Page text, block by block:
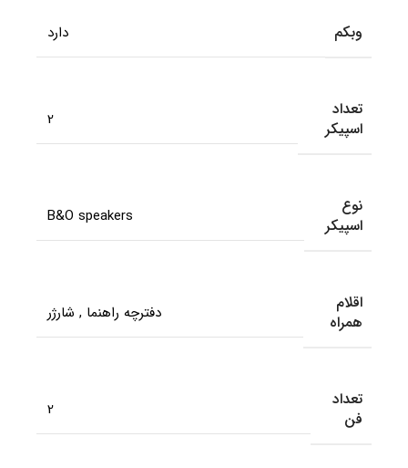
وبکم دارد
تعداد
اسپیکر
2
نوع
اسپیکر
B&O speakers
اقلام
همراه
دفترچه راهنما , شارژر
تعداد
فن
2